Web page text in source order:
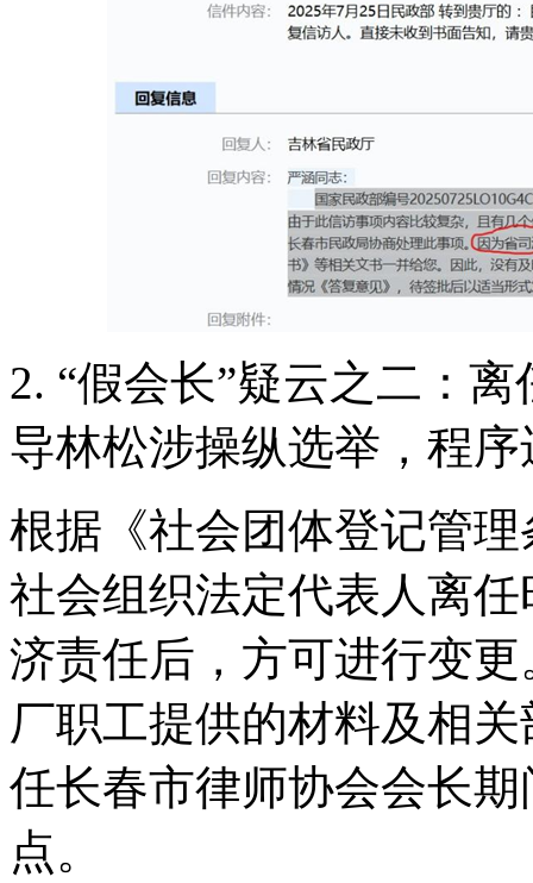
2. “假会长”疑云之二：
导林松涉操纵选举，程序
根据《社会团体登记管
社会组织法定代表人离
济责任后，方可进行变
厂职工提供的材料及相
任长春市律师协会会长
点。